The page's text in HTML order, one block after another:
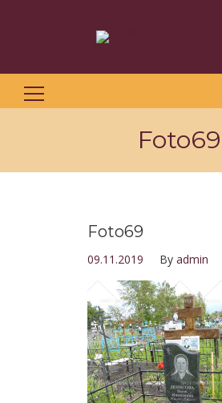
Найти:
Foto69
Foto69
09.11.2019 By admin